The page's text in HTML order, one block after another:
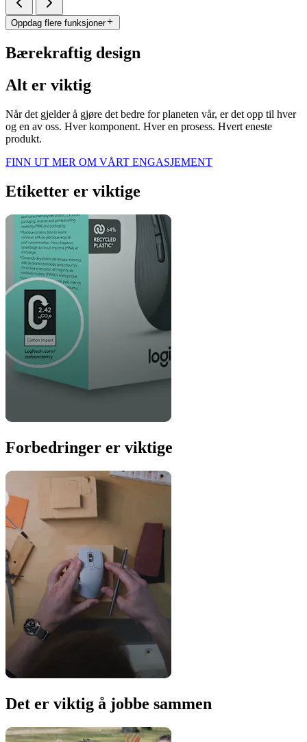
Oppdag flere funksjoner
Bærekraftig design
Alt er viktig
Når det gjelder å gjøre det bedre for planeten vår, er det opp til hver
og en av oss. Hver komponent. Hver en prosess. Hvert eneste
produkt.
FINN UT MER OM VÅRT ENGASJEMENT
Etiketter er viktige
Forbedringer er viktige
Det er viktig å jobbe sammen